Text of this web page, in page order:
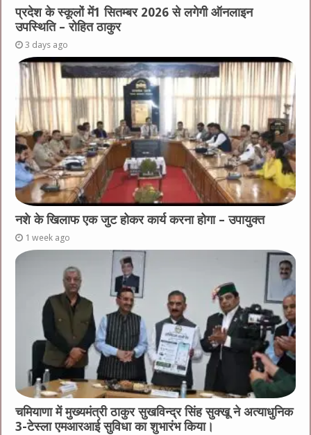
प्रदेश के स्कूलों में1 सितम्बर 2026 से लगेगी ऑनलाइन
उपस्थिति – रोहित ठाकुर
3 days ago
नशे के खिलाफ एक जुट होकर कार्य करना होगा – उपायुक्त
1 week ago
चमियाणा में मुख्यमंत्री ठाकुर सुखविन्द्र सिंह सुक्खू ने अत्याधुनिक
3-टेस्ला एमआरआई सुविधा का शुभारंभ किया।